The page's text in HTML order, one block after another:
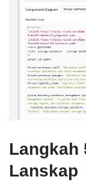
Langkah
Lanskap